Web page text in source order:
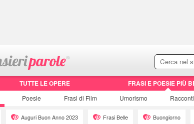
TUTTE LE OPERE FRASI E POESIE PIÙ
Poesie Frasi di Film Umorismo Racconti
Auguri Buon Anno 2023 Frasi Belle Buongiorno